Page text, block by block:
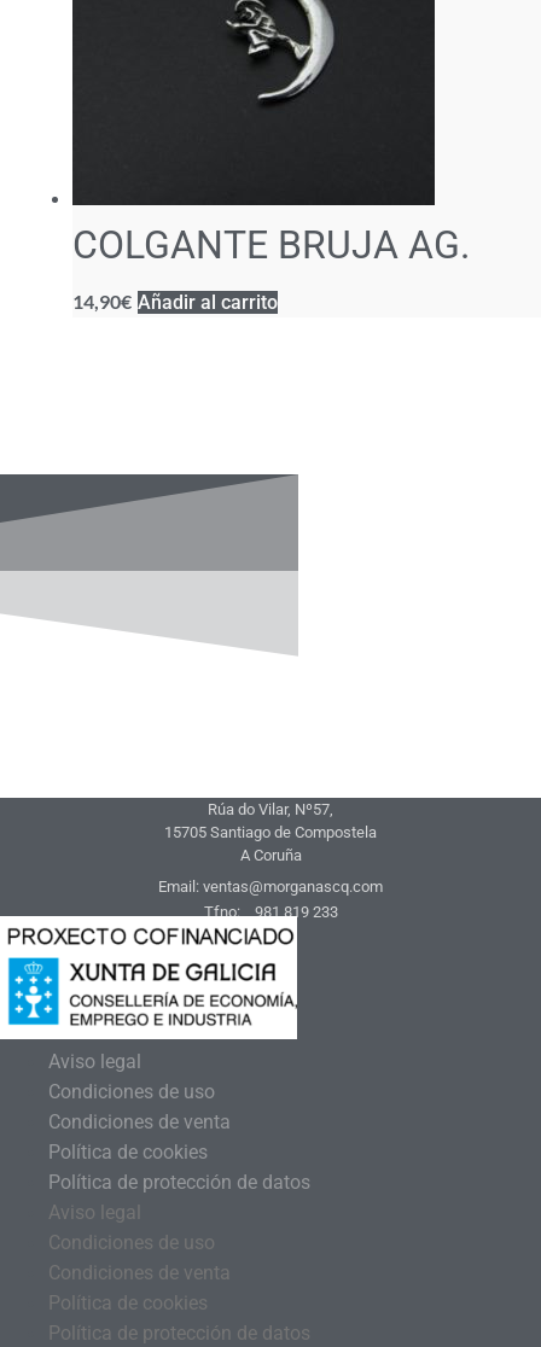
COLGANTE BRUJA AG.
14,90€ Añadir al carrito
Rúa do Vilar, Nº57,
15705 Santiago de Compostela
A Coruña
Email: ventas@morganascq.com
Tfno: 981 819 233
Aviso legal
Condiciones de uso
Condiciones de venta
Política de cookies
Política de protección de datos
Aviso legal
Condiciones de uso
Condiciones de venta
Política de cookies
Política de protección de datos